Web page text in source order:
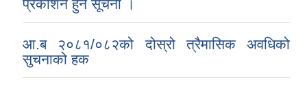
प्रकाशन हुने सूचना ।
आ.ब २०८१/०८२को दोस्रो त्रैमासिक अवधिको
सुचनाको हक